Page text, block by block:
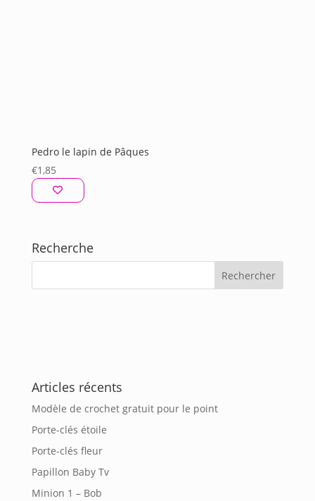
Pedro le lapin de Pâques
€1,85
Recherche
Articles récents
Modèle de crochet gratuit pour le point
Porte-clés étoile
Porte-clés fleur
Papillon Baby Tv
Minion 1 – Bob